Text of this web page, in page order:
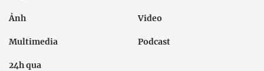
Ảnh Video
Multimedia Podcast
24h qua